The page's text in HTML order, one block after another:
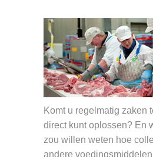
Komt u regelmatig zaken
direct kunt oplossen? En
zou willen weten hoe
andere